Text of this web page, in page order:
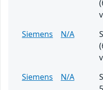
Siemens
N/A
Siemens
N/A